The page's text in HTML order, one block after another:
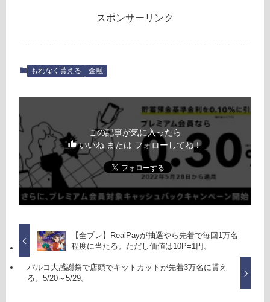
スポンサーリンク
もれなく貰える 金融
この記事が気に入ったら
いいね または フォローしてね！
【全プレ】RealPayが抽選やら先着で毎回1万名
程度に当たる。ただし価値は10P=1円。
パルコ大感謝祭で店頭でキットカットが先着3万名に貰え
る。5/20～5/29。